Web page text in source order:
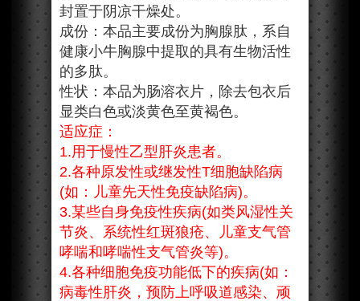
封置于阴凉干燥处。
成份：本品主要成份为胸腺肽，系自
健康小牛胸腺中提取的具有生物活性
的多肽。
性状：本品为肠溶衣片，除去包衣后
显类白色或淡黄色至黄褐色。
适应症：
1.用于慢性乙型肝炎患者。
2.各种原发性或继发性T细胞缺陷病
(如：儿童先天性免疫缺陷病)。
3.某些自身免疫性疾病(如类风湿性关
节炎、系统性红斑狼疮、儿童支气管
哮喘和哮喘性支气管炎等)。
4.各种细胞免疫功能低下的疾病(如：
病毒性肝炎，预防上呼吸道感染、顽